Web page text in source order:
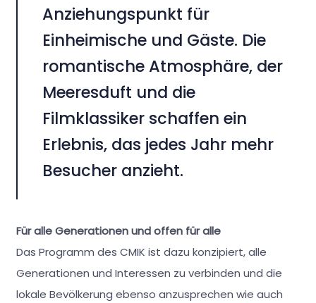
Anziehungspunkt für
Einheimische und Gäste. Die
romantische Atmosphäre, der
Meeresduft und die
Filmklassiker schaffen ein
Erlebnis, das jedes Jahr mehr
Besucher anzieht.
Für alle Generationen und offen für alle
Das Programm des CMIK ist dazu konzipiert, alle
Generationen und Interessen zu verbinden und die
lokale Bevölkerung ebenso anzusprechen wie auch